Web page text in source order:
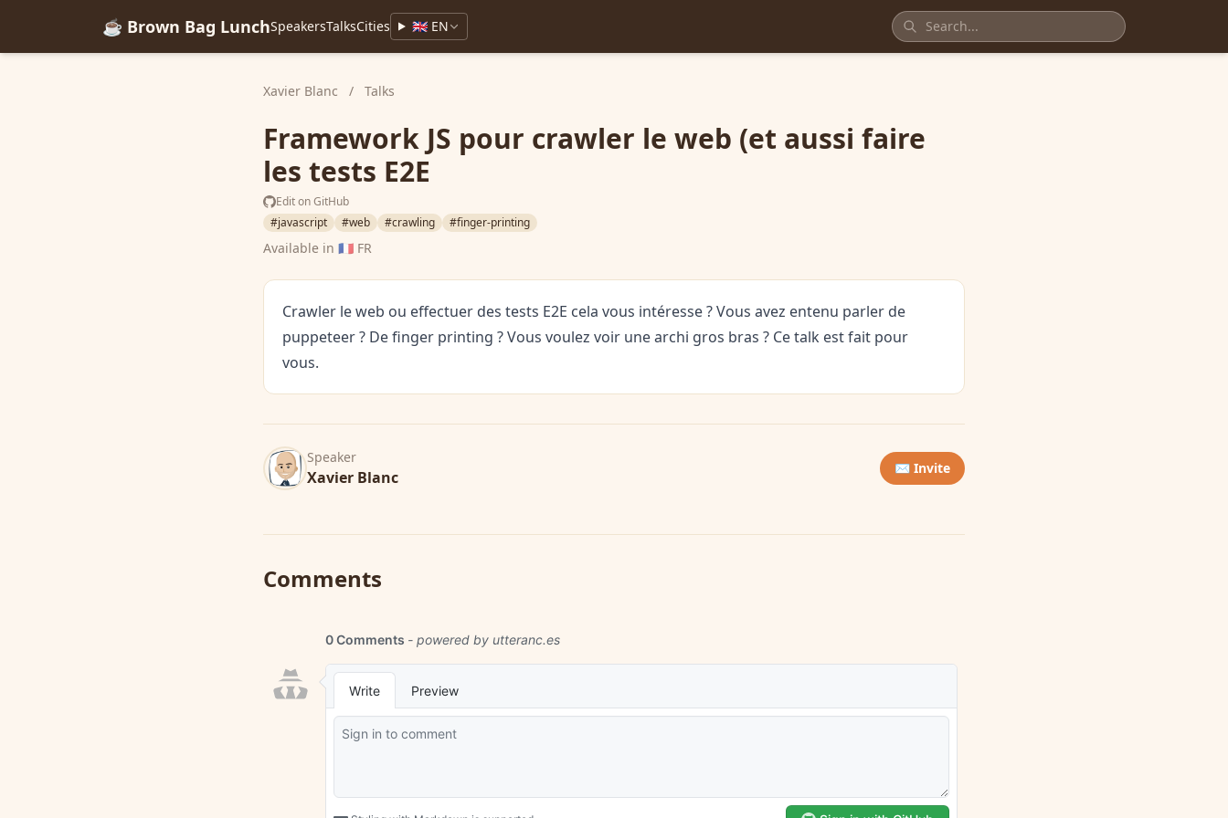
☕ Brown Bag LunchSpeakersTalksCities 🇬🇧 EN
Xavier Blanc / Talks
Framework JS pour crawler le web (et aussi faire
les tests E2E
Edit on GitHub
#javascript
#web #crawling #finger-printing
Available in 🇫🇷 FR
Crawler le web ou effectuer des tests E2E cela vous intéresse ? Vous avez entenu parler de
puppeteer ? De finger printing ? Vous voulez voir une archi gros bras ? Ce talk est fait pour
vous.
Speaker
Xavier Blanc ✉️ Invite
Comments